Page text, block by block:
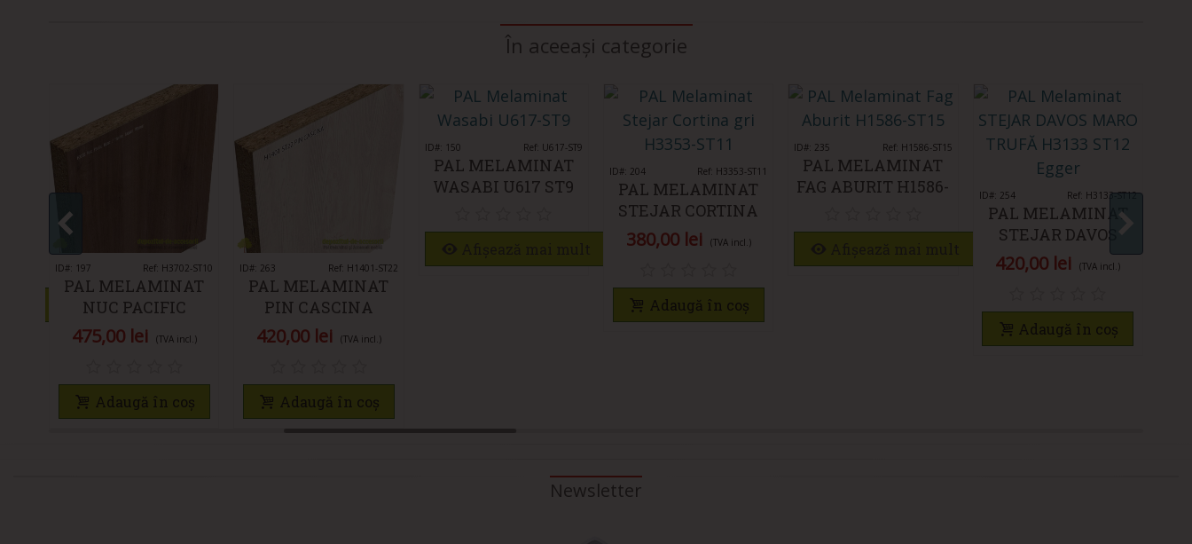
În aceeași categorie
Îmi place
ID#: 197 Ref: H3702-ST10
PAL MELAMINAT
NUC PACIFIC
TABAC H3702-ST10
475,00 lei (TVA incl.)
Adaugă în coș
Îmi place
ID#: 263 Ref: H1401-ST22
PAL MELAMINAT
PIN CASCINA
H1401 ST22 EGGER
420,00 lei (TVA incl.)
Adaugă în coș
ID#: 150 Ref: U617-ST9
PAL MELAMINAT
WASABI U617 ST9
Îmi place
ID#: 204 Ref: H3353-ST11
PAL MELAMINAT
STEJAR CORTINA
GRI H3353 ST11
380,00 lei (TVA incl.)
Adaugă în coș
Îmi place
ID#: 235 Ref: H1586-ST15
PAL MELAMINAT
FAG ABURIT H1586-
Îmi place
ID#: 254 Ref: H3133-ST12
PAL MELAMINAT
STEJAR DAVOS
MARO TRUFĂ
H3133 ST12 EGGER
420,00 lei (TVA incl.)
Adaugă în coș
Newsletter